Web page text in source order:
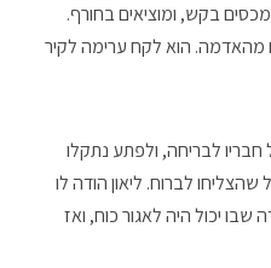
בקש, ומוציאים בחורף.
מהאדמה. הוא לקח ערימה לקיר
לבריחה, ולפתע נתקלו
שהצליחו לברוח. ליאון הודה לו
יכול היה לאגור כוח, ואז